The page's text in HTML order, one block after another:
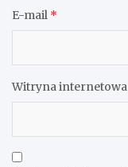
E-mail *
Witryna internetowa